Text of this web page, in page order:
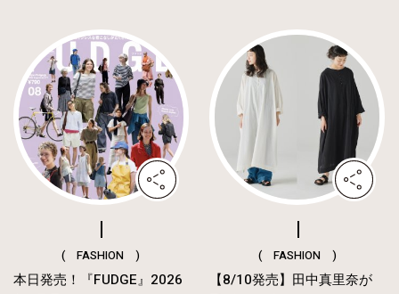
( FASHION )
本日発売！『FUDGE』2026
( FASHION )
【8/10発売】田中真里奈が